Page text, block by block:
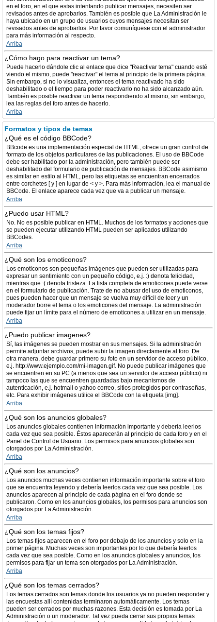
en el foro, en el que estas intentando publicar mensajes, necesiten ser
revisados antes de aprobarlos. También es posible que La Administración le
haya ubicado en un grupo de usuarios cuyos mensajes necesitan ser
revisados antes de aprobarlos. Por favor comuníquese con el administrador
para más información al respecto.
Arriba
¿Cómo hago para reactivar un tema?
Puede hacerlo dándole clic al enlace que dice "Reactivar tema" cuando esté
viendo el mismo, puede "reactivar" el tema al principio de la primera página.
Sin embargo, si no lo visualiza, entonces el tema reactivado ha sido
deshabilitado o el tiempo para poder reactivarlo no ha sido alcanzado aún.
También es posible reactivar un tema respondiendo al mismo, sin embargo,
lea las reglas del foro antes de hacerlo.
Arriba
Formatos y tipos de temas
¿Qué es el código BBCode?
BBcode es una implementación especial de HTML, ofrece un gran control de
formato de los objetos particulares de las publicaciones. El uso de BBCode
debe ser habilitado por la administración, pero también puede ser
deshabilitado del formulario de publicación de mensajes. BBCode asimismo
es similar en estilo al HTML, pero las etiquetas se encuentran encerrados
entre corchetes [ y ] en lugar de < y >. Para más información, lea el manual de
BBCode. El enlace aparece cada vez que va a publicar un mensaje.
Arriba
¿Puedo usar HTML?
No. No es posible publicar en HTML. Muchos de los formatos y acciones que
se pueden ejecutar utilizando HTML pueden ser aplicados utilizando
BBCodes.
Arriba
¿Qué son los emoticonos?
Los emoticonos son pequeñas imágenes que pueden ser utilizadas para
expresar un sentimiento con un pequeño código, e.j. :) denota felicidad,
mientras que :( denota tristeza. La lista completa de emoticones puede verse
en el formulario de publicación. Trate de no abusar del uso de emoticonos,
pues pueden hacer que un mensaje se vuelva muy difícil de leer y un
moderador borre el tema o los emoticones del mensaje. La administración
puede fijar un límite para el número de emoticones a utilizar en un mensaje.
Arriba
¿Puedo publicar imagenes?
Sí, las imágenes se pueden mostrar en sus mensajes. Si la administración
permite adjuntar archivos, puede subir la imagen directamente al foro. De
otra manera, debe guardar primero su foto en un servidor de acceso público,
e.j. http://www.ejemplo.com/mi-imagen.gif. No puede publicar imágenes que
se encuentren en su PC (a menos que sea un servidor de acceso público) ni
tampoco las que se encuentren guardadas bajo mecanismos de
autenticación, e.j. hotmail o yahoo correo, sitios protegidos por contraseñas,
etc. Para exhibir imágenes utilice el BBCode con la etiqueta [img].
Arriba
¿Qué son los anuncios globales?
Los anuncios globales contienen información importante y debería leerlos
cada vez que sea posible. Éstos aparecerán al principio de cada foro y en el
Panel de Control de Usuario. Los permisos para anuncios globales son
otorgados por La Administración.
Arriba
¿Qué son los anuncios?
Los anuncios muchas veces contienen información importante sobre el foro
que se encuentra leyendo y debería leerlos cada vez que sea posible. Los
anuncios aparecen al principio de cada página en el foro donde se
publicaron. Como en los anuncios globales, los permisos para anuncios son
otorgados por La Administración.
Arriba
¿Qué son los temas fijos?
Los temas fijos aparecen en el foro por debajo de los anuncios y solo en la
primer página. Muchas veces son importantes por lo que debería leerlos
cada vez que sea posible. Como en los anuncios globales y anuncios, los
permisos para fijar un tema son otorgados por La Administración.
Arriba
¿Qué son los temas cerrados?
Los temas cerrados son temas donde los usuarios ya no pueden responder y
las encuestas allí contenidas terminaron automáticamente. Los temas
pueden ser cerrados por muchas razones. Esta decisión es tomada por La
Administración o un moderador. Tal vez pueda cerrar sus propios temas